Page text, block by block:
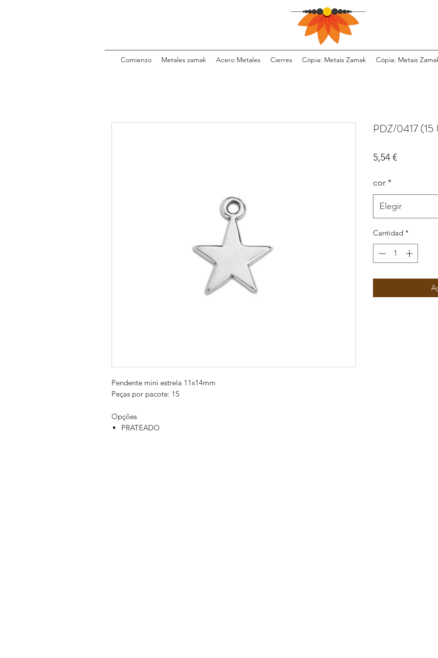
Comienzo Metales zamak Acero Metales Cierres Cópia: Metais Zamak Cópia: Metais
Pendente mini estrela 11x14mm
Peças por pacote: 15
Opções
PRATEADO
PDZ/0417 (15
5,54 €Precio
cor*
Elegir
Cantidad *